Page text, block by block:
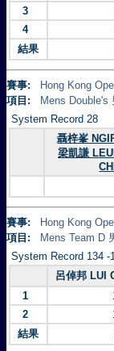
3
4
結果
賽事:
Hong Kong
項目:
Mens Double's
System Record 28
聶梓峯
梁凱謙
賽事:
Hong Kong
項目:
Mens Team D
System Record 134 -
呂倬邦 LUI
1
2
結果